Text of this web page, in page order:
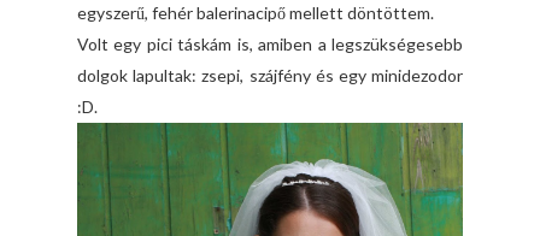
egyszerű, fehér balerinacipő mellett döntöttem.
Volt egy pici táskám is, amiben a legszükségesebb
dolgok lapultak: zsepi, szájfény és egy minidezodor
:D.